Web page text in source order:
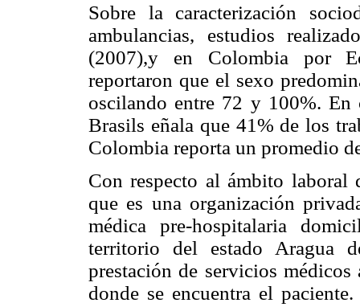
Sobre la caracterización
ambulancias, estudios
(2007),y en Colombia por
reportaron que el sexo
oscilando entre 72 y 100%. En
Brasils eñala que 41% de los
Colombia reporta un promedio
Con respecto al ámbito laboral
que es una organización
médica pre-hospitalaria
territorio del estado Aragua
prestación de servicios
donde se encuentra el